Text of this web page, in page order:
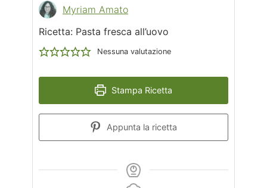
Myriam Amato
Ricetta: Pasta fresca all’uovo
Nessuna valutazione
Stampa Ricetta
Appunta la ricetta